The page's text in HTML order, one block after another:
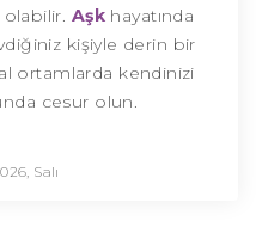
olabilir. Aşk hayatında
kişiyle derin bir
ortamlarda kendinizi
cesur olun.
Salı